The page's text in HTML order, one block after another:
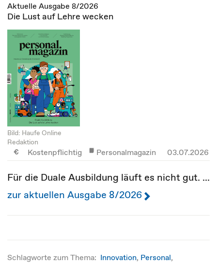
Aktuelle Ausgabe 8/2026
Die Lust auf Lehre wecken
Bild: Haufe Online
Redaktion
Kostenpflichtig Personalmagazin 03.07.2026
Für die Duale Ausbildung läuft es nicht gut. ...
zur aktuellen Ausgabe 8/2026
Schlagworte zum Thema: Innovation, Personal,